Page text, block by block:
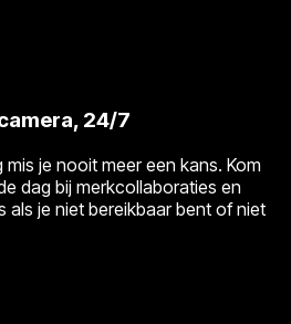
24/7
je nooit meer een kans. Kom
dag bij merkcollaboraties en
als je niet bereikbaar bent of niet